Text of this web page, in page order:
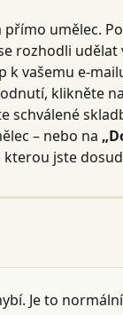
přímo umělec.
rozhodli
vašemu e-
klikněte
schválené
– nebo na
kterou jste
Je to